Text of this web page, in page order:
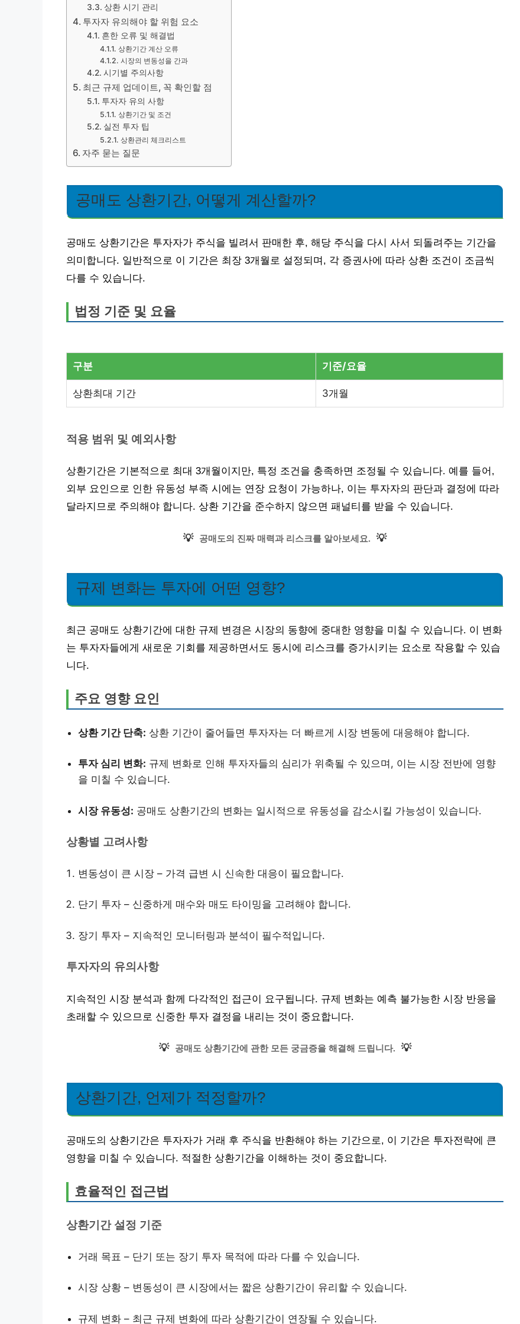
상환 시기 관리
투자자 유의해야 할 위험 요소
흔한 오류 및 해결법
상환기간 계산 오류
시장의 변동성을 간과
시기별 주의사항
최근 규제 업데이트, 꼭 확인할 점
투자자 유의 사항
상환기간 및 조건
실전 투자 팁
상환관리 체크리스트
자주 묻는 질문
공매도 상환기간, 어떻게 계산할까?
공매도 상환기간은 투자자가 주식을 빌려서 판매한 후, 해당 주식을 다시 사서 되돌려주는 기간을
의미합니다. 일반적으로 이 기간은 최장 3개월로 설정되며, 각 증권사에 따라 상환 조건이 조금씩
다를 수 있습니다.
법정 기준 및 요율
구분 기준/요율
상환최대 기간 3개월
적용 범위 및 예외사항
상환기간은 기본적으로 최대 3개월이지만, 특정 조건을 충족하면 조정될 수 있습니다. 예를 들어,
외부 요인으로 인한 유동성 부족 시에는 연장 요청이 가능하나, 이는 투자자의 판단과 결정에 따라
달라지므로 주의해야 합니다. 상환 기간을 준수하지 않으면 패널티를 받을 수 있습니다.
💡 공매도의 진짜 매력과 리스크를 알아보세요. 💡
규제 변화는 투자에 어떤 영향?
최근 공매도 상환기간에 대한 규제 변경은 시장의 동향에 중대한 영향을 미칠 수 있습니다. 이 변화
는 투자자들에게 새로운 기회를 제공하면서도 동시에 리스크를 증가시키는 요소로 작용할 수 있습
니다.
주요 영향 요인
상환 기간 단축: 상환 기간이 줄어들면 투자자는 더 빠르게 시장 변동에 대응해야 합니다.
투자 심리 변화: 규제 변화로 인해 투자자들의 심리가 위축될 수 있으며, 이는 시장 전반에 영향
을 미칠 수 있습니다.
시장 유동성: 공매도 상환기간의 변화는 일시적으로 유동성을 감소시킬 가능성이 있습니다.
상황별 고려사항
변동성이 큰 시장 – 가격 급변 시 신속한 대응이 필요합니다.
단기 투자 – 신중하게 매수와 매도 타이밍을 고려해야 합니다.
장기 투자 – 지속적인 모니터링과 분석이 필수적입니다.
투자자의 유의사항
지속적인 시장 분석과 함께 다각적인 접근이 요구됩니다. 규제 변화는 예측 불가능한 시장 반응을
초래할 수 있으므로 신중한 투자 결정을 내리는 것이 중요합니다.
💡 공매도 상환기간에 관한 모든 궁금증을 해결해 드립니다. 💡
상환기간, 언제가 적정할까?
공매도의 상환기간은 투자자가 거래 후 주식을 반환해야 하는 기간으로, 이 기간은 투자전략에 큰
영향을 미칠 수 있습니다. 적절한 상환기간을 이해하는 것이 중요합니다.
효율적인 접근법
상환기간 설정 기준
거래 목표 – 단기 또는 장기 투자 목적에 따라 다를 수 있습니다.
시장 상황 – 변동성이 큰 시장에서는 짧은 상환기간이 유리할 수 있습니다.
규제 변화 – 최근 규제 변화에 따라 상환기간이 연장될 수 있습니다.